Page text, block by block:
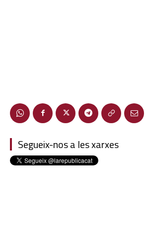
Segueix-nos a les xarxes